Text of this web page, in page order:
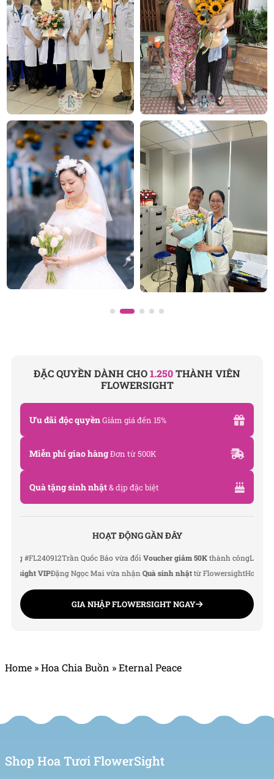
FlowerSight là shop hoa chuyên cung cấphoa tươi
Sài Gònvà toàn quốc với dịch vụ giao nhanh, đúng
hẹn. Mỗi sản phẩm là một tác phẩm nghệ thuật
được thiết kế bởi đội ngũ chuyên nghiệp, trong đó có
nhà thiết kế Thanh Thủy Florist.
Chúng tôi tự hào mang đến bộ sưu tập hoa tươi
phong phú cho mọi dịp: từ hoa sinh nhật,hoa khai
trương,hoa chia buồn,vòng hoa đám tang, đặc biệt
là các mẫu hoalan hồ điệp được chăm chút kỹ
lưỡng.
SHOP HOATƯƠI FLOWERSIGHT
Văn phòng: 235A Hoàng Hoa Thám, P. 5, Quận Phú
Nhuận, TP.HCM
Địa chỉ: 120B Huỳnh Văn Bánh, P.11, Quận Phú
Nhuận, TP.HCM
Đánh giá product này
ĐẶC QUYỀN DÀNH CHO1.250THÀNH VIÊN
FLOWERSIGHT
Ưu đãi độc quyềnGiảm giá đến 15%
Miễn phí giao hàngĐơn từ 500K
Quà tặng sinh nhật& dịp đặc biệt
HOẠT ĐỘNG GẦN ĐÂY
Trần Quốc Bảo vừa đổiVoucher giảm 50Kthành côngLê Thu Hà
VIPĐặng Ngọc Mai vừa nhậnQuà sinh nhậttừ FlowersightHoàng Đức
GIA NHẬP FLOWERSIGHT NGAY
Home »Hoa Chia Buồn »Eternal Peace
Shop Hoa Tươi FlowerSight